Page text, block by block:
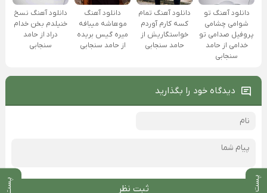
دانلود آهنگ تو
شوامی چشامی‌
پروفیل صدامی تو
خدامی از حامد
سنجابی
دانلود آهنگ تمام
کسه کارم آوردم
خواستگاریش از
حامد سنجابی
دانلود آهنگ
موهاشه میبافه
میره گیس بریده
از حامد سنجابی
دانلود آهنگ نسخ
خنیلدم بخن خدام
دراد از حامد
سنجابی
دیدگاه خود را بگذارید
ثبت نظر